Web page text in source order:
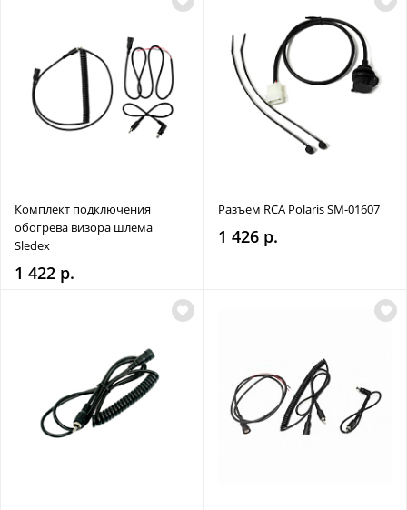
Комплект подключения
обогрева визора шлема
Sledex
1 422 р.
Разъем RCA Polaris SM-01607
1 426 р.